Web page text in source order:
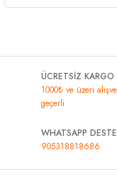
ÜCRETSİZ KARGO
1000₺ ve üzeri
geçerli
WHATSAPP
905318818686